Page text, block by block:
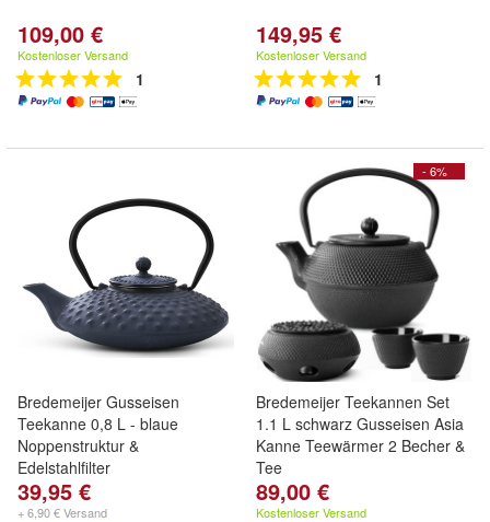
109,00 €
Kostenloser Versand
1
149,95 €
Kostenloser Versand
1
Bredemeijer Gusseisen
Teekanne 0,8 L - blaue
Noppenstruktur &
Edelstahlfilter
39,95 €
+ 6,90 € Versand
- 6%
Bredemeijer Teekannen Set
1.1 L schwarz Gusseisen Asia
Kanne Teewärmer 2 Becher &
Tee
89,00 €
Kostenloser Versand